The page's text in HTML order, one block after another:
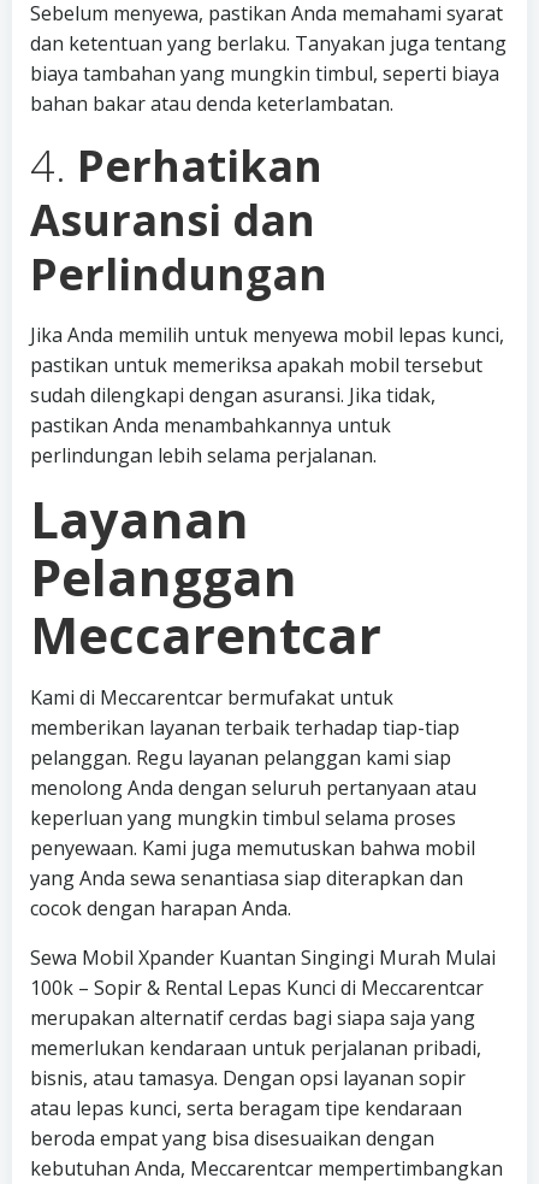
Sebelum menyewa, pastikan Anda memahami syarat
dan ketentuan yang berlaku. Tanyakan juga tentang
biaya tambahan yang mungkin timbul, seperti biaya
bahan bakar atau denda keterlambatan.
4. Perhatikan
Asuransi dan
Perlindungan
Jika Anda memilih untuk menyewa mobil lepas kunci,
pastikan untuk memeriksa apakah mobil tersebut
sudah dilengkapi dengan asuransi. Jika tidak,
pastikan Anda menambahkannya untuk
perlindungan lebih selama perjalanan.
Layanan
Pelanggan
Meccarentcar
Kami di Meccarentcar bermufakat untuk
memberikan layanan terbaik terhadap tiap-tiap
pelanggan. Regu layanan pelanggan kami siap
menolong Anda dengan seluruh pertanyaan atau
keperluan yang mungkin timbul selama proses
penyewaan. Kami juga memutuskan bahwa mobil
yang Anda sewa senantiasa siap diterapkan dan
cocok dengan harapan Anda.
Sewa Mobil Xpander Kuantan Singingi Murah Mulai
100k – Sopir & Rental Lepas Kunci di Meccarentcar
merupakan alternatif cerdas bagi siapa saja yang
memerlukan kendaraan untuk perjalanan pribadi,
bisnis, atau tamasya. Dengan opsi layanan sopir
atau lepas kunci, serta beragam tipe kendaraan
beroda empat yang bisa disesuaikan dengan
kebutuhan Anda, Meccarentcar mempertimbangkan